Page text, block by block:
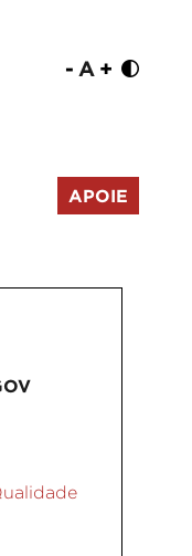
- A +
APOIE